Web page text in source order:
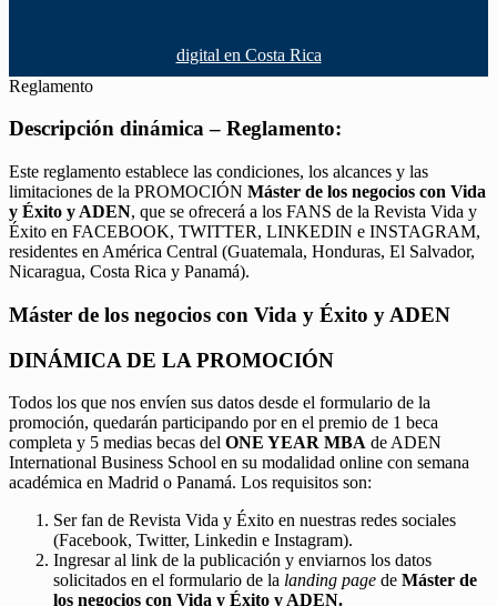
digital en Costa Rica
Reglamento
Descripción dinámica – Reglamento:
Este reglamento establece las condiciones, los alcances y las
limitaciones de la PROMOCIÓN Máster de los negocios con Vida
y Éxito y ADEN, que se ofrecerá a los FANS de la Revista Vida y
Éxito en FACEBOOK, TWITTER, LINKEDIN e INSTAGRAM,
residentes en América Central (Guatemala, Honduras, El Salvador,
Nicaragua, Costa Rica y Panamá).
Máster de los negocios con Vida y Éxito y ADEN
DINÁMICA DE LA PROMOCIÓN
Todos los que nos envíen sus datos desde el formulario de la
promoción, quedarán participando por en el premio de 1 beca
completa y 5 medias becas del ONE YEAR MBA de ADEN
International Business School en su modalidad online con semana
académica en Madrid o Panamá. Los requisitos son:
Ser fan de Revista Vida y Éxito en nuestras redes sociales
(Facebook, Twitter, Linkedin e Instagram).
Ingresar al link de la publicación y enviarnos los datos
solicitados en el formulario de la landing page de Máster de
los negocios con Vida y Éxito y ADEN.